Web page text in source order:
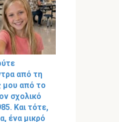
από τη
μου από το
σχολικό
Και τότε,
ένα μικρό